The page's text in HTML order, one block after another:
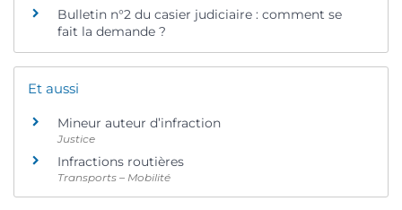
Bulletin n°2 du casier judiciaire : comment se
fait la demande ?
Et aussi
Mineur auteur d’infraction
Justice
Infractions routières
Transports – Mobilité